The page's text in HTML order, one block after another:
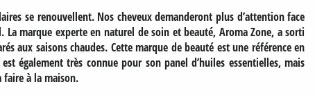
se renouvellent. Nos cheveux demanderont plus d’attention face
La marque experte en naturel de soin et beauté, Aroma Zone, a sorti
aux saisons chaudes. Cette marque de beauté est une référence en
également très connue pour son panel d’huiles essentielles, mais
faire à la maison.